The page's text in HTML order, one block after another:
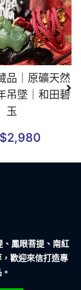
品｜原礦天然
吊墜｜和田碧
玉
2,980
鳳眼菩提、南紅
歡迎來信打造專